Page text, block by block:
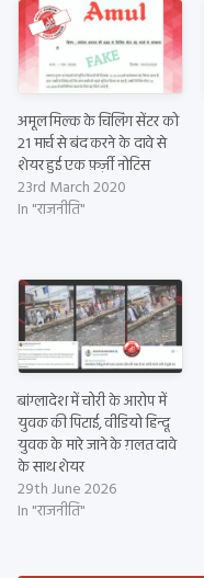
अमूल मिल्क के चिलिंग सेंटर को
21 मार्च से बंद करने के दावे से
शेयर हुई एक फ़र्ज़ी नोटिस
23rd March 2020
In "राजनीति"
बांग्लादेश में चोरी के आरोप में
युवक की पिटाई, वीडियो हिन्दू
युवक के मारे जाने के ग़लत दावे
के साथ शेयर
29th June 2026
In "राजनीति"